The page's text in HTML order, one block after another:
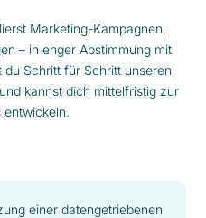
Marketing-Kampagnen,
– in enger Abstimmung mit
du Schritt für Schritt unseren
kannst dich mittelfristig zur
entwickeln.
einer datengetriebenen